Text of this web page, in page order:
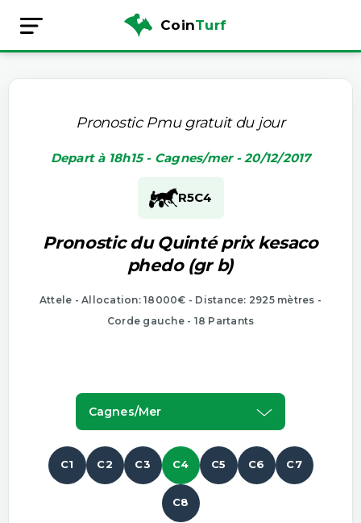
CoinTurf
Pronostic Pmu gratuit du jour
Depart à 18h15 - Cagnes/mer - 20/12/2017
R5C4
Pronostic du Quinté prix kesaco
phedo (gr b)
Attele - Allocation: 18000€ - Distance: 2925 mètres -
Corde gauche - 18 Partants
Cagnes/mer
C1 C2 C3 C4 C5 C6 C7
C8